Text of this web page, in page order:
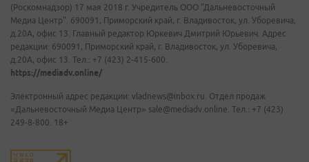
(Роскомнадзор) 17 мая 2018 г. Учредитель ООО "Дальневосточный
Медиа Центр". 690091, Приморский край, г. Владивосток, ул. Уборевича,
д.20А, офис 13. Главный редактор Юркевич Дмитрий Юрьевич. Адрес
редакции: 690091, Приморский край, г. Владивосток, ул. Уборевича,
д.20А, офис 13. Тел.: +7 (423) 2-415-600.
https://mediadv.online/
Электронный адрес редакции: vladnews@inbox.ru. Отдел продаж
«Дальневосточный Медиа Центр» sale@mediadv.online. Тел.: +7 (423)
249-8-800. 18+